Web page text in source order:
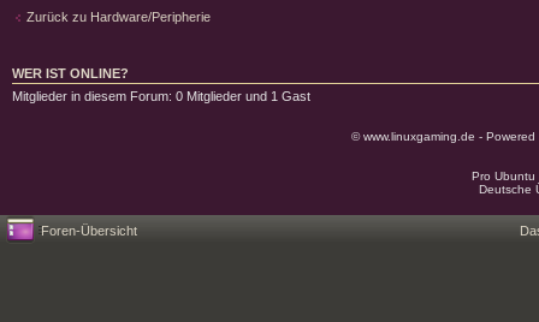
Zurück zu Hardware/Peripherie
WER IST ONLINE?
Mitglieder in diesem Forum: 0 Mitglieder und 1 Gast
© www.linuxgaming.de -
Pro
Deutsche
Foren-Übersicht